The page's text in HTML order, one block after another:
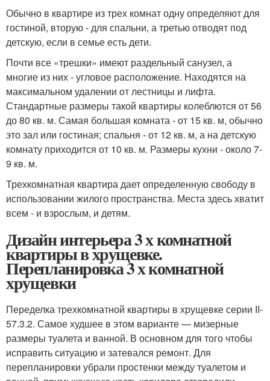
Обычно в квартире из трех комнат одну определяют для
гостиной, вторую - для спальни, а третью отводят под
детскую, если в семье есть дети.
Почти все «трешки» имеют раздельный санузел, а
многие из них - угловое расположение. Находятся на
максимальном удалении от лестницы и лифта.
Стандартные размеры такой квартиры колеблются от 56
до 80 кв. м. Самая большая комната - от 15 кв. м, обычно
это зал или гостиная; спальня - от 12 кв. м, а на детскую
комнату приходится от 10 кв. м. Размеры кухни - около 7-
9 кв. м.
Трехкомнатная квартира дает определенную свободу в
использовании жилого пространства. Места здесь хватит
всем - и взрослым, и детям.
Дизайн интерьера 3 х комнатной
квартиры в хрущевке.
Перепланировка 3 х комнатной
хрущевки
Переделка трехкомнатной квартиры в хрущевке серии II-
57.3.2. Самое худшее в этом варианте — мизерные
размеры туалета и ванной. В основном для того чтобы
исправить ситуацию и затевался ремонт. Для
перепланировки убрали простенки между туалетом и